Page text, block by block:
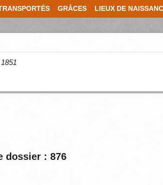
GRÂCES LIEUX DE
dossier : 876